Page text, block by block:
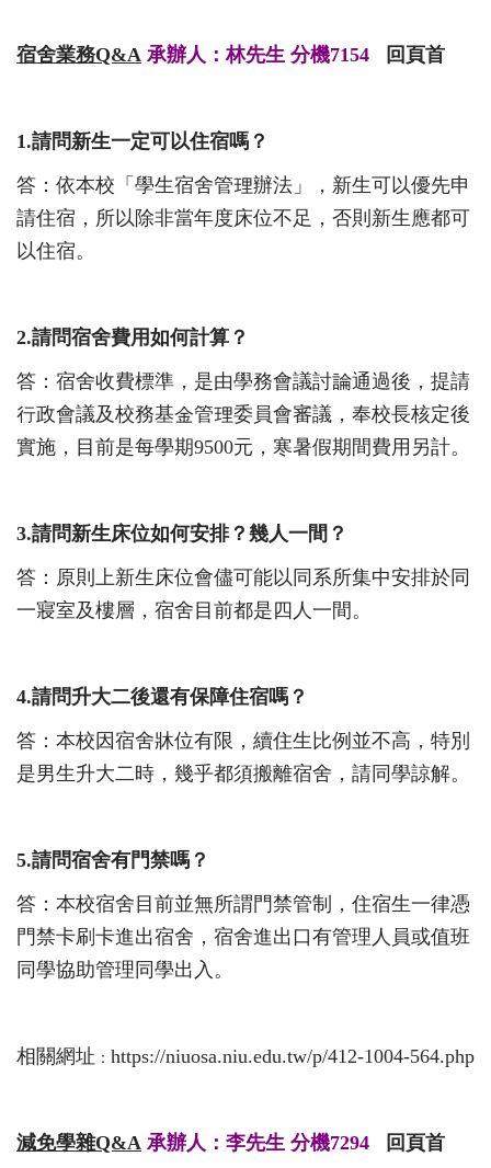
宿舍業務Q&A 承辦人：林先生 分機7154 回頁首
1.請問新生一定可以住宿嗎？
答：依本校「學生宿舍管理辦法」，新生可以優先申
請住宿，所以除非當年度床位不足，否則新生應都可
以住宿。
2.請問宿舍費用如何計算？
答：宿舍收費標準，是由學務會議討論通過後，提請
行政會議及校務基金管理委員會審議，奉校長核定後
實施，目前是每學期9500元，寒暑假期間費用另計。
3.請問新生床位如何安排？幾人一間？
答：原則上新生床位會儘可能以同系所集中安排於同
一寢室及樓層，宿舍目前都是四人一間。
4.請問升大二後還有保障住宿嗎？
答：本校因宿舍牀位有限，續住生比例並不高，特別
是男生升大二時，幾乎都須搬離宿舍，請同學諒解。
5.請問宿舍有門禁嗎？
答：本校宿舍目前並無所謂門禁管制，住宿生一律憑
門禁卡刷卡進出宿舍，宿舍進出口有管理人員或值班
同學協助管理同學出入。
相關網址 ： https://niuosa.niu.edu.tw/p/412-1004-564.php
減免學雜Q&A 承辦人：李先生 分機7294 回頁首